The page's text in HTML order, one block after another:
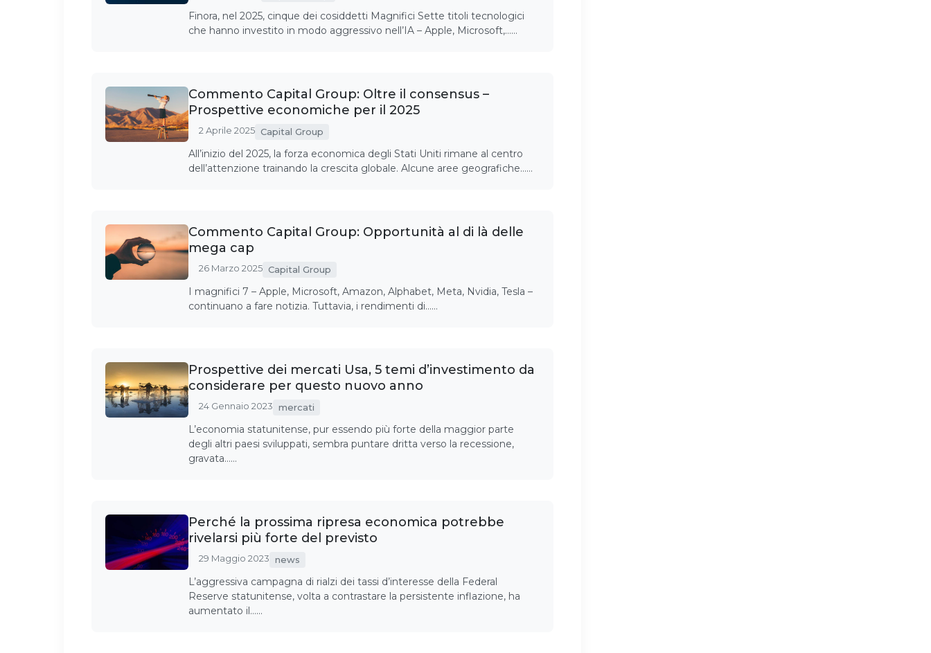
Finora, nel 2025, cinque dei cosiddetti Magnifici Sette titoli tecnologici
che hanno investito in modo aggressivo nell’IA – Apple, Microsoft,……
Commento Capital Group: Oltre il consensus –
Prospettive economiche per il 2025
2 Aprile 2025 Capital Group
All’inizio del 2025, la forza economica degli Stati Uniti rimane al centro
dell’attenzione trainando la crescita globale. Alcune aree geografiche……
Commento Capital Group: Opportunità al di là delle
mega cap
26 Marzo 2025 Capital Group
I magnifici 7 – Apple, Microsoft, Amazon, Alphabet, Meta, Nvidia, Tesla –
continuano a fare notizia. Tuttavia, i rendimenti di……
Prospettive dei mercati Usa, 5 temi d’investimento da
considerare per questo nuovo anno
24 Gennaio 2023 mercati
L’economia statunitense, pur essendo più forte della maggior parte
degli altri paesi sviluppati, sembra puntare dritta verso la recessione,
gravata……
Perché la prossima ripresa economica potrebbe
rivelarsi più forte del previsto
29 Maggio 2023 news
L’aggressiva campagna di rialzi dei tassi d’interesse della Federal
Reserve statunitense, volta a contrastare la persistente inflazione, ha
aumentato il……